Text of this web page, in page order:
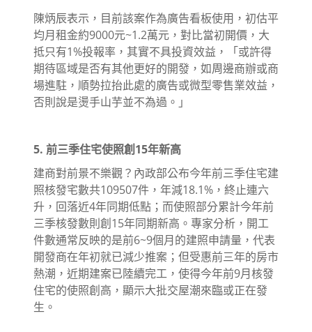
陳炳辰表示，目前該案作為廣告看板使用，初估平
均月租金約9000元~1.2萬元，對比當初開價，大
抵只有1%投報率，其實不具投資效益，「或許得
期待區域是否有其他更好的開發，如周邊商辦或商
場進駐，順勢拉抬此處的廣告或微型零售業效益，
否則說是燙手山芋並不為過。」
5. 前三季住宅使照創15年新高
建商對前景不樂觀？內政部公布今年前三季住宅建
照核發宅數共109507件，年減18.1%，終止連六
升，回落近4年同期低點；而使照部分累計今年前
三季核發數則創15年同期新高。專家分析，開工
件數通常反映的是前6~9個月的建照申請量，代表
開發商在年初就已減少推案；但受惠前三年的房市
熱潮，近期建案已陸續完工，使得今年前9月核發
住宅的使照創高，顯示大批交屋潮來臨或正在發
生。